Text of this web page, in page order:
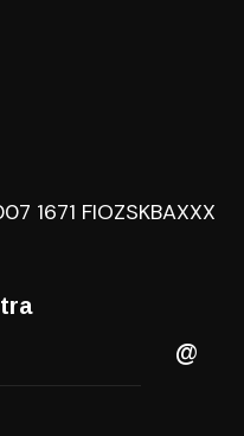
1671 FIOZSKBAXXX